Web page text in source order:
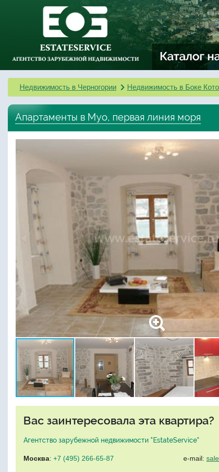
Недвижимость в Черногории Недвижимость в Боке
Апартаменты в Муо, первая линия моря
Вас заинтересовала эта квартира?
Агентство зарубежной недвижимости "EstateService"
Москва: +7 (495) 266-65-87 e-mail: